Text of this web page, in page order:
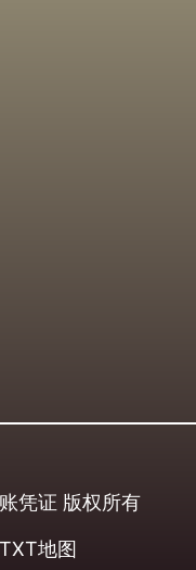
凭证 版权所有
TXT地图